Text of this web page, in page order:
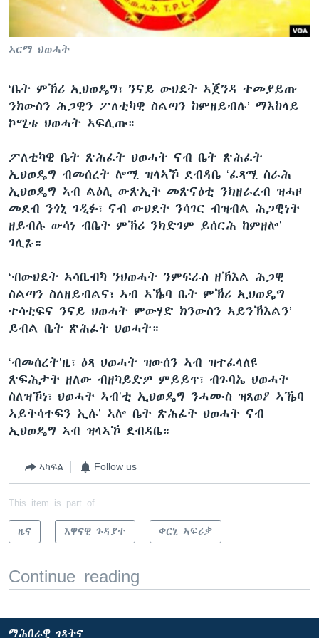
ቂሔ ጽልሚ
ቋንቋታት
ኣርማ ህወሓት
‘ቤት ምኽሪ ኢህወዴግ፣ ንናይ ውህደት ኣጀንዳ ተመያይጡ
ንክውስን ሕጋዊን ፖለቲካዊ ስልጣን ከምዘይብሉ’ ማእከላይ
ኮሚቴ ህወሓት ኣፍሊጡ።
ፖለቲካዊ ቤት ጽሕፈት ህወሓት ናብ ቤት ጽሕፈት
ኢህወዴግ ብመሰረት ሎሚ ዝላኣኾ ደብዳቤ ‘ፈጻሚ ስራሕ
ኢህወዴግ ኣብ ልዕሊ ውጽኢት መጽናዕቲ ንክዘራረብ ዝሓዞ
መደብ ንጎኒ ገዲፉ፣ ናብ ውህደት ንሳገር ብዝብል ሕጋዊነት
ዘይብሉ ውሳነ ብቤት ምኽሪ ንክድገም ይሰርሕ ከምዘሎ’
ገሊጹ።
‘ብውህደት ኣሳቢብካ ንህወሓት ንምፍራስ ዘኽእል ሕጋዊ
ስልጣን ስለዘይብልና፣ ኣብ ኣኼባ ቤት ምኽሪ ኢህወዴግ
ተሳቲፍና ንናይ ህወሓት ምውሃድ ክንውስን ኣይንኽእልን’
ይብል ቤት ጽሕፈት ህወሓት።
‘ብመሰረት’ዚ፣ ዕጻ ህወሓት ዝውሰን ኣብ ዝተፈላለዩ
ጽፍሕታት ዘለው ብዘካይድዎ ምይይጥ፣ ብጉባኤ ህወሓት
ስለዝኾነ፣ ህወሓት ኣብ’ቲ ኢህወዴግ ንሓሙስ ዝጸወዖ ኣኼባ
ኣይትሳተፍን ኢሉ’ ኣሎ ቤት ጽሕፈት ህወሓት ናብ
ኢህወዴግ ኣብ ዝላኣኾ ደብዳቤ።
ኣካፍል Follow us
This item is part of
ዜና እዋናዊ ጉዳያት ቀርኒ ኣፍሪቃ
Continue reading
ማሕበራዊ ገጻትና